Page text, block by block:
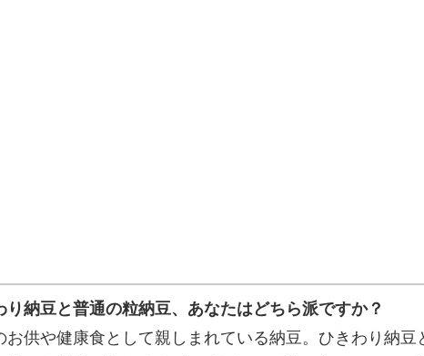
り納豆と普通の粒納豆、あなたはどちら派ですか？
お供や健康食として親しまれている納豆。ひきわり納豆